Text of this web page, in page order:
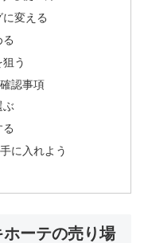
変える
う
認事項
ぶ
に入れよう
ーテの売り場